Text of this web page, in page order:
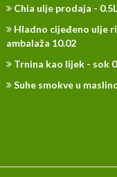
Chia ulje prodaja -
Hladno cijeđeno ulje
ambalaža 10.02
Trnina kao lijek - sok
Suhe smokve u